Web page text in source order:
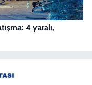
4 yaralı,